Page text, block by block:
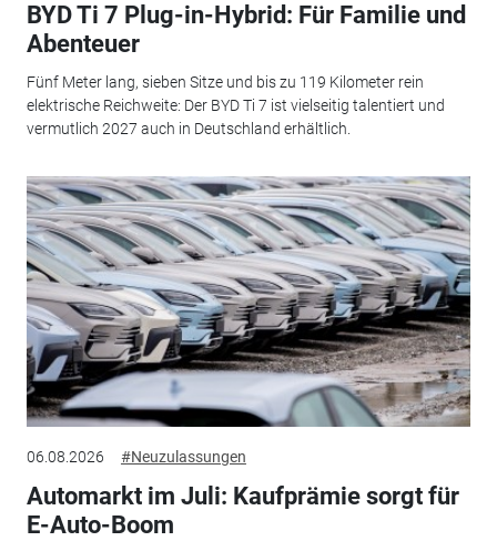
BYD Ti 7 Plug-in-Hybrid: Für Familie und
Abenteuer
Fünf Meter lang, sieben Sitze und bis zu 119 Kilometer rein
elektrische Reichweite: Der BYD Ti 7 ist vielseitig talentiert und
vermutlich 2027 auch in Deutschland erhältlich.
06.08.2026 #Neuzulassungen
Automarkt im Juli: Kaufprämie sorgt für
E-Auto-Boom